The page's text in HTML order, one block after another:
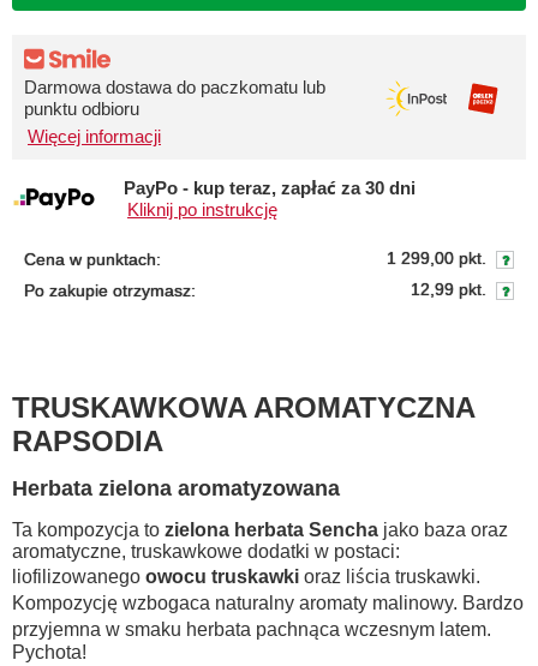
Darmowa dostawa do paczkomatu lub
punktu odbioru
Więcej informacji
PayPo - kup teraz, zapłać za 30 dni
Kliknij po instrukcję
Cena w punktach:
1 299,00 pkt.
Po zakupie otrzymasz:
12,99 pkt.
TRUSKAWKOWA AROMATYCZNA
RAPSODIA
Herbata zielona aromatyzowana
Ta kompozycja to zielona herbata Sencha jako baza oraz
aromatyczne, truskawkowe dodatki w postaci:
liofilizowanego owocu truskawki oraz liścia truskawki.
Kompozycję wzbogaca naturalny aromaty malinowy. Bardzo
przyjemna w smaku herbata pachnąca wczesnym latem.
Pychota!